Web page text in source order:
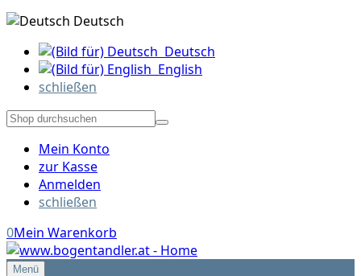
Deutsch
Deutsch
English
schließen
Mein Konto
zur Kasse
Anmelden
schließen
0Mein Warenkorb
Menü